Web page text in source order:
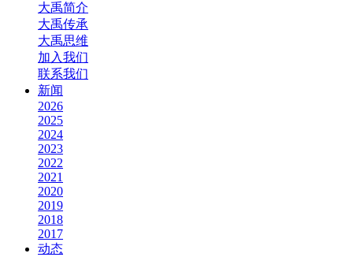
大禹简介
大禹传承
大禹思维
加入我们
联系我们
新闻
2026
2025
2024
2023
2022
2021
2020
2019
2018
2017
动态